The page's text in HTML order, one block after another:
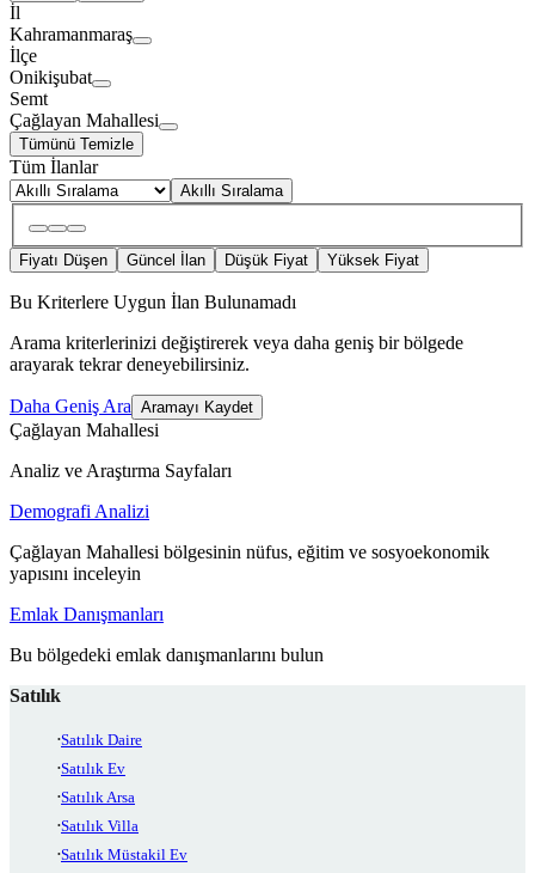
İl
Kahramanmaraş
İlçe
Onikişubat
Semt
Çağlayan Mahallesi
Tümünü Temizle
Tüm İlanlar
Akıllı Sıralama
Fiyatı Düşen Güncel İlan Düşük Fiyat Yüksek Fiyat
Bu Kriterlere Uygun İlan Bulunamadı
Arama kriterlerinizi değiştirerek veya daha geniş bir bölgede
arayarak tekrar deneyebilirsiniz.
Daha Geniş Ara Aramayı Kaydet
Çağlayan Mahallesi
Analiz ve Araştırma Sayfaları
Demografi Analizi
Çağlayan Mahallesi bölgesinin nüfus, eğitim ve sosyoekonomik
yapısını inceleyin
Emlak Danışmanları
Bu bölgedeki emlak danışmanlarını bulun
Satılık
Satılık Daire
Satılık Ev
Satılık Arsa
Satılık Villa
Satılık Müstakil Ev